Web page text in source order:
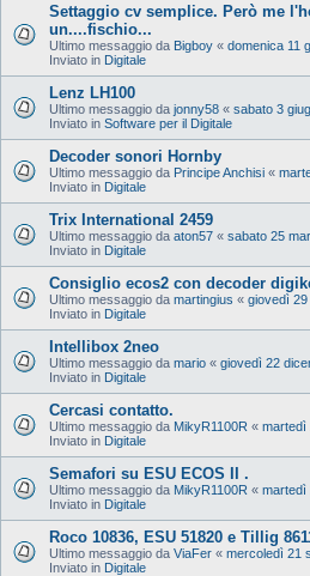
Settaggio cv semplice. Però me
un....fischio...
Ultimo messaggio da Bigboy « domenica 11
Inviato in Digitale
Lenz LH100
Ultimo messaggio da jonny58 « sabato 3
Inviato in Software per il Digitale
Decoder sonori Hornby
Ultimo messaggio da Principe Anchisi «
Inviato in Digitale
Trix International 2459
Ultimo messaggio da aton57 « sabato 25
Inviato in Digitale
Consiglio ecos2 con decoder
Ultimo messaggio da martingius « giovedì
Inviato in Digitale
Intellibox 2neo
Ultimo messaggio da mario « giovedì 22
Inviato in Digitale
Cercasi contatto.
Ultimo messaggio da MikyR1100R « martedì
Inviato in Digitale
Semafori su ESU ECOS II .
Ultimo messaggio da MikyR1100R « martedì
Inviato in Digitale
Roco 10836, ESU 51820 e Tillig
Ultimo messaggio da ViaFer « mercoledì 21
Inviato in Digitale